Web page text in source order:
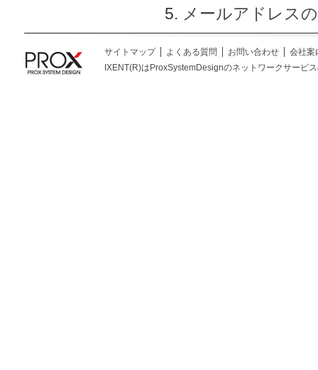
メールアドレス
サイトマップ よくある質問 お問い合わせ
会社案
IXENT(R)はProxSystemDesignのネットワークサービ